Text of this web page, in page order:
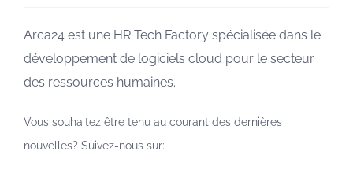
Arca24 est une HR Tech Factory spécialisée dans le
développement de logiciels cloud pour le secteur
des ressources humaines.
Vous souhaitez être tenu au courant des dernières
nouvelles? Suivez-nous sur: